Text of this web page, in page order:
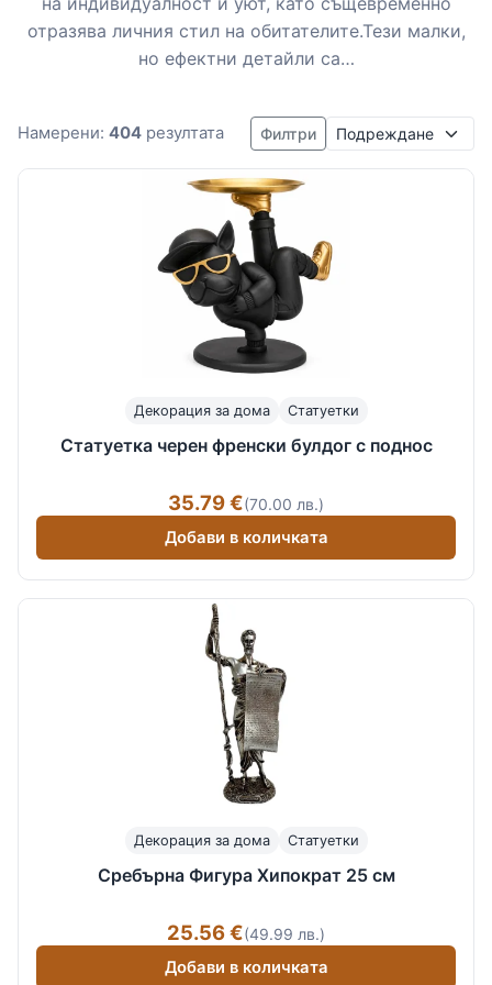
отразява личния стил на обитателите.Тези малки,
но ефектни детайли са…
Намерени: 404 резултата Филтри Подреждане
Декорация за дома Статуетки
Статуетка черен френски булдог с поднос
35.79 €(70.00 лв.)
Добави в количката
Декорация за дома Статуетки
Сребърна Фигура Хипократ 25 см
25.56 €(49.99 лв.)
Добави в количката